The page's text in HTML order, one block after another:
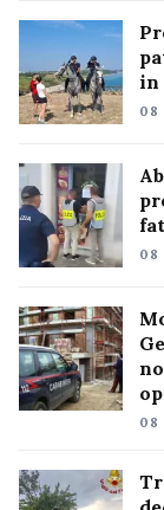
in
08
08
08